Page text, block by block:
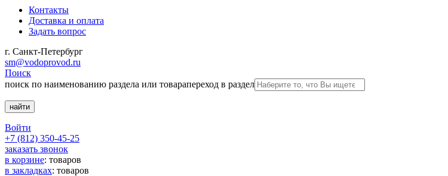
Контакты
Доставка и оплата
Задать вопрос
г. Санкт-Петербург
sm@vodoprovod.ru
Поиск
поиск по наименованию раздела или товарапереход в раздел
Войти
+7 (812) 350-45-25
заказать звонок
в корзине: товаров
в закладках: товаров